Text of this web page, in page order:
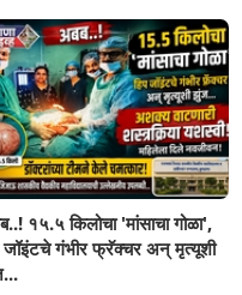
१५.५ किलोचा 'मांसाचा गोळा',
जॉइंटचे गंभीर फ्रॅक्चर अन् मृत्यूशी